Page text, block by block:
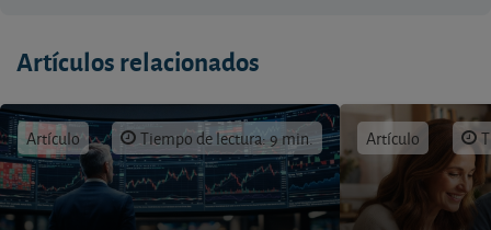
Artículos relacionados
Artículo Tiempo de lectura: 9 min. Artículo